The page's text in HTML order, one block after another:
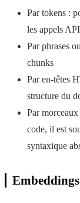
Par tokens :
les appels API
Par phrases
chunks
Par en-têtes
structure du
Par
code, il est
syntaxique
Embeddings